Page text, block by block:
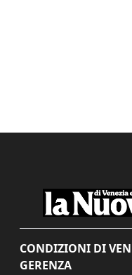
CONDIZIONI DI
GERENZA